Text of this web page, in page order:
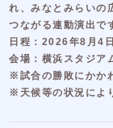
れ、みなとみらいの
つながる連動演出で
日程：2026年8月4
会場：横浜スタジア
※試合の勝敗にかか
※天候等の状況によ